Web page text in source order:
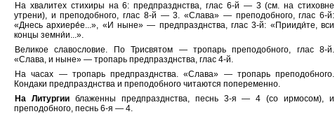
На хвалитех стихиры на 6: предпразднства, глас 6-й — 3 (см. на стиховне
утрени), и преподобного, глас 8-й — 3. «Слава» — преподобного, глас 6-й:
«Днесь архиере́е...», «И ныне» — предпразднства, глас 3-й: «Прииди́те, вси
концы земни́и...».
Великое славословие. По Трисвятом — тропарь преподобного, глас 8-й.
«Слава, и ныне» — тропарь предпразднства, глас 4-й.
На часах — тропарь предпразднства. «Слава» — тропарь преподобного.
Кондаки предпразднства и преподобного читаются попеременно.
На Литургииблаженны предпразднства, песнь 3-я — 4 (со ирмосом), и
преподобного, песнь 6-я — 4.